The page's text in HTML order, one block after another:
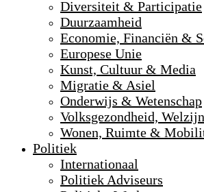
Diversiteit & Participatie
Duurzaamheid
Economie, Financiën &
Europese Unie
Kunst, Cultuur & Media
Migratie & Asiel
Onderwijs & Wetenschap
Volksgezondheid,
Wonen, Ruimte &
Politiek
Internationaal
Politiek Adviseurs